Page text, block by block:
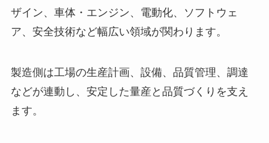
ザイン、車体・エンジン、電動化、ソフトウェ
ア、安全技術など幅広い領域が関わります。
製造側は工場の生産計画、設備、品質管理、調達
などが連動し、安定した量産と品質づくりを支え
ます。